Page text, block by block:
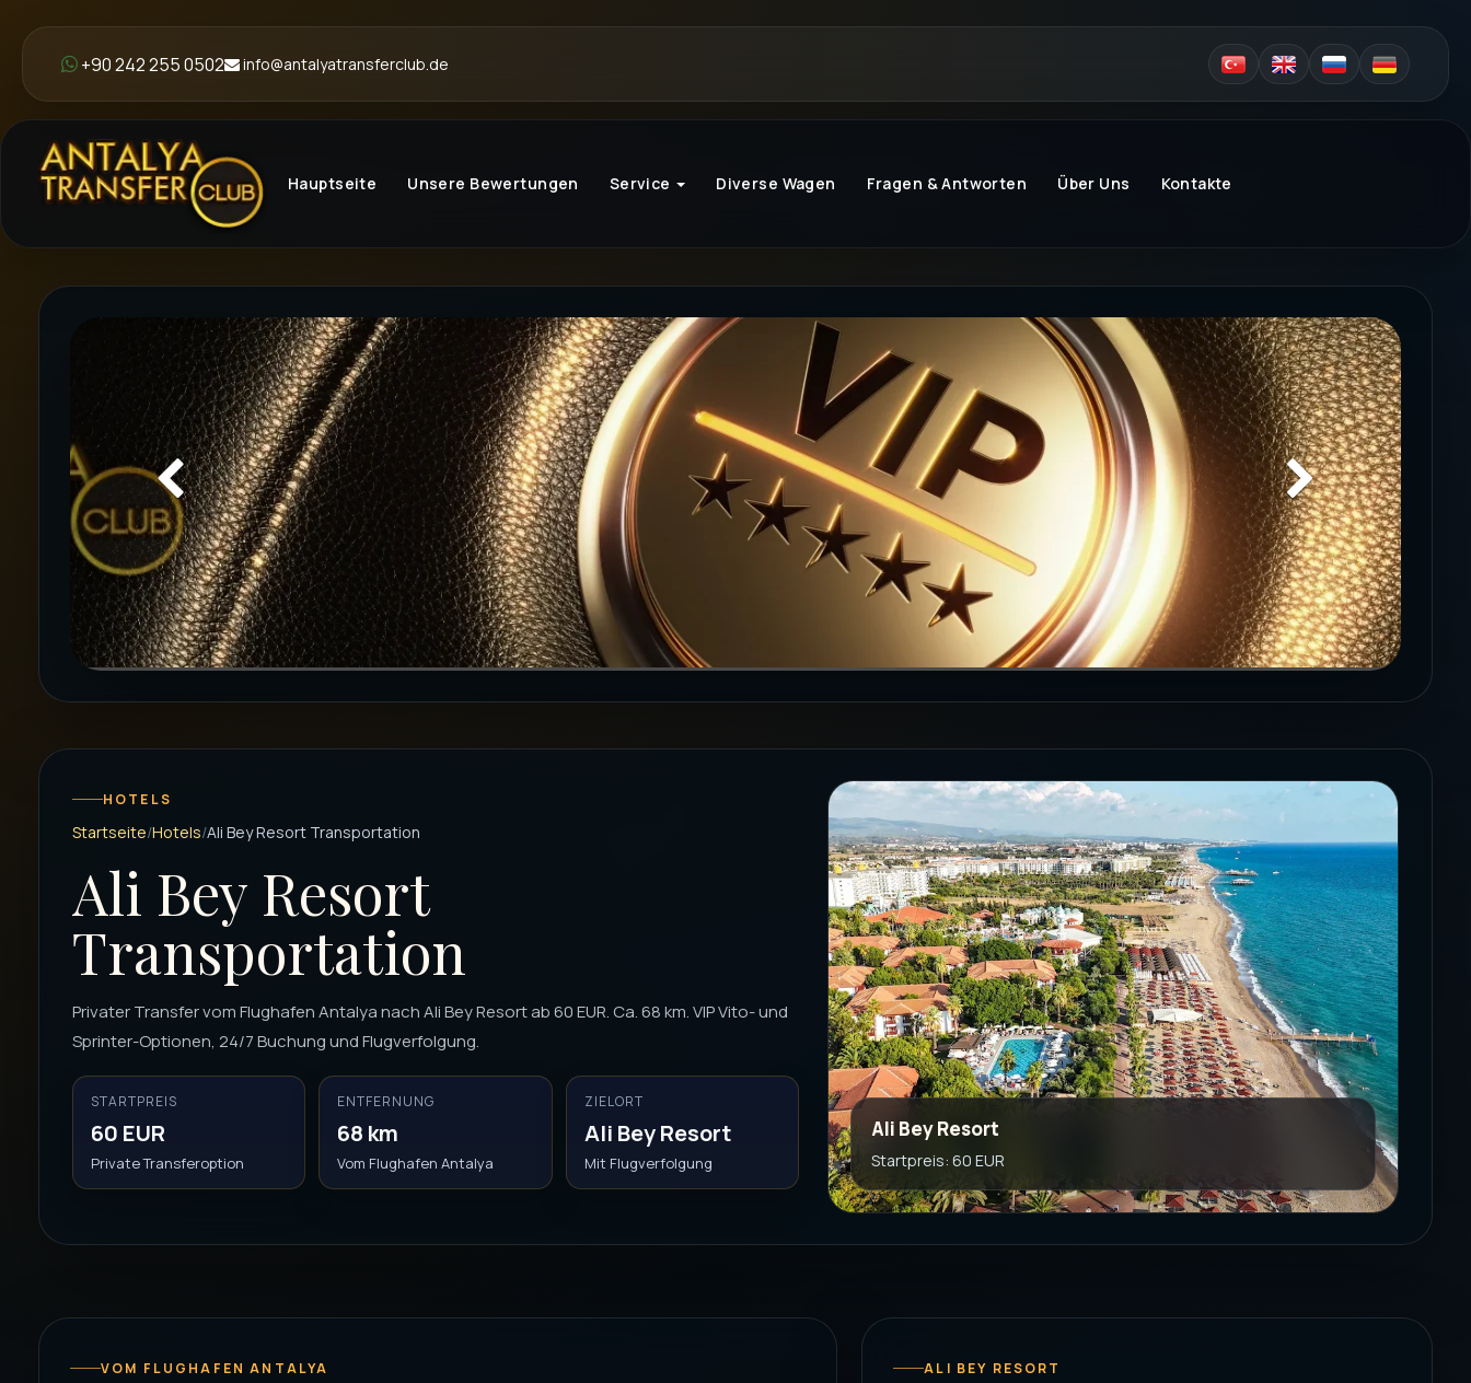
+90 242 255 0502 info@antalyatransferclub.de
Hauptseite Unsere Bewertungen Service Diverse Wagen Fragen & Antworten Über Uns Kontakte
HOTELS
Startseite Hotels Ali Bey Resort Transportation
Ali Bey Resort
Transportation
Privater Transfer vom Flughafen Antalya nach Ali Bey Resort ab 60 EUR. Ca. 68 km. VIP Vito- und
Sprinter-Optionen, 24/7 Buchung und Flugverfolgung.
STARTPREIS
60 EUR
Private Transferoption
ENTFERNUNG
68 km
Vom Flughafen Antalya
ZIELORT
Ali Bey Resort
Mit Flugverfolgung
Ali Bey Resort
Startpreis: 60 EUR
VOM FLUGHAFEN ANTALYA ALI BEY RESORT